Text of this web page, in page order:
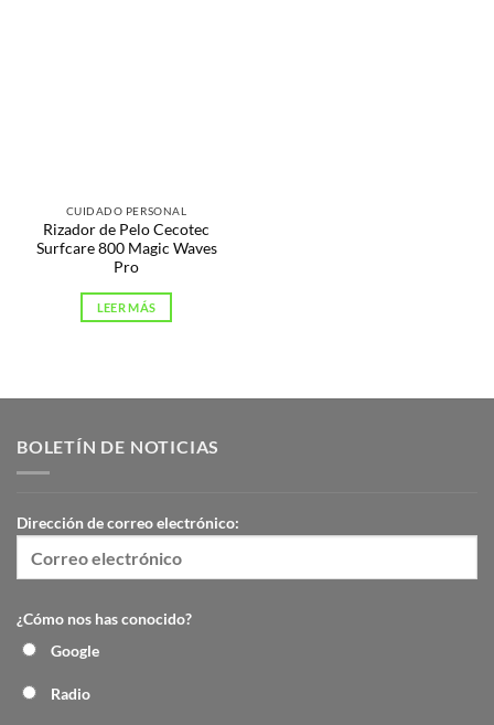
CUIDADO PERSONAL
Rizador de Pelo Cecotec
Surfcare 800 Magic Waves
Pro
LEER MÁS
BOLETÍN DE NOTICIAS
Dirección de correo electrónico:
¿Cómo nos has conocido?
Google
Radio